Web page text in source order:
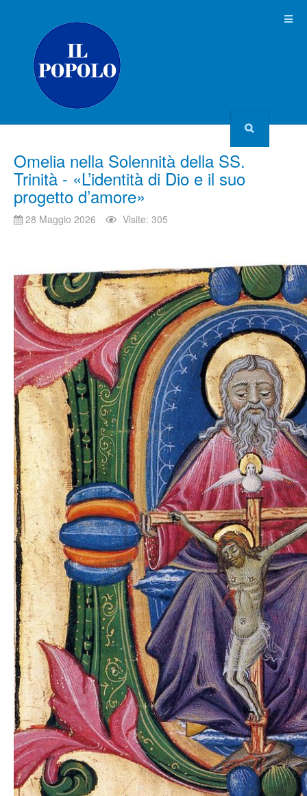
Omelia nella Solennità della SS.
Trinità - «L’identità di Dio e il suo
progetto d’amore»
28 Maggio 2026 Visite: 305